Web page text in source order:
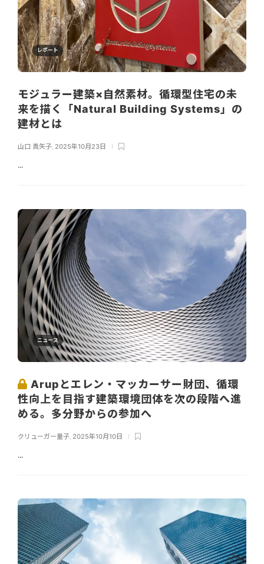
レポート
モジュラー建築×自然素材。循環型住宅の未
来を描く「Natural Building Systems」の
建材とは
山口 真矢子, 2025年10月23日
...
ニュース
Arupとエレン・マッカーサー財団、循環
性向上を目指す建築環境団体を次の段階へ進
める。多分野からの参加へ
クリューガー量子 2025年10月10日
...